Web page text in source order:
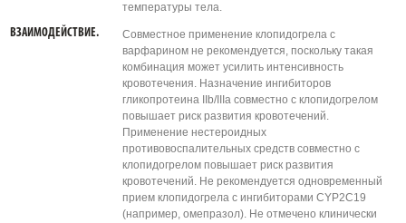
температуры тела.
ВЗАИМОДЕЙСТВИЕ.
Совместное применение клопидогрела с
варфарином не рекомендуется, поскольку такая
комбинация может усилить интенсивность
кровотечения. Назначение ингибиторов
гликопротеина IIb/IIIа совместно с клопидогрелом
повышает риск развития кровотечений.
Применение нестероидных
противовоспалительных средств совместно с
клопидогрелом повышает риск развития
кровотечений. Не рекомендуется одновременный
прием клопидогрела с ингибиторами CYP2C19
(например, омепразол). Не отмечено клинически